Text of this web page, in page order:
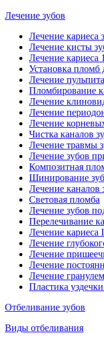
Лечение зубов
Лечение кариеса
Лечение кисты
Лечение кариеса
Установка пломб
Лечение пульпита
Пломбирование
Лечение
Лечение
Лечение
Чистка каналов
Лечение травмы
Лечение зубов
Композитная
Шинирование
Лечение каналов
Световая пломба
Лечение зубов
Перелечивание
Лечение кариеса
Лечение
Лечение
Лечение
Лечение
Пластика
Отбеливание зубов
Виды отбеливания